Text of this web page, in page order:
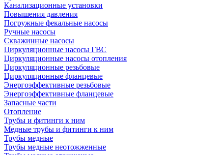
Канализационные установки
Повышения давления
Погружные фекальные насосы
Ручные насосы
Скважинные насосы
Циркуляционные насосы ГВС
Циркуляционные насосы отопления
Циркуляционные резьбовые
Циркуляционные фланцевые
Энергоэффективные резьбовые
Энергоэффективные фланцевые
Запасные части
Отопление
Трубы и фитинги к ним
Медные трубы и фитинги к ним
Трубы медные
Трубы медные неотожженные